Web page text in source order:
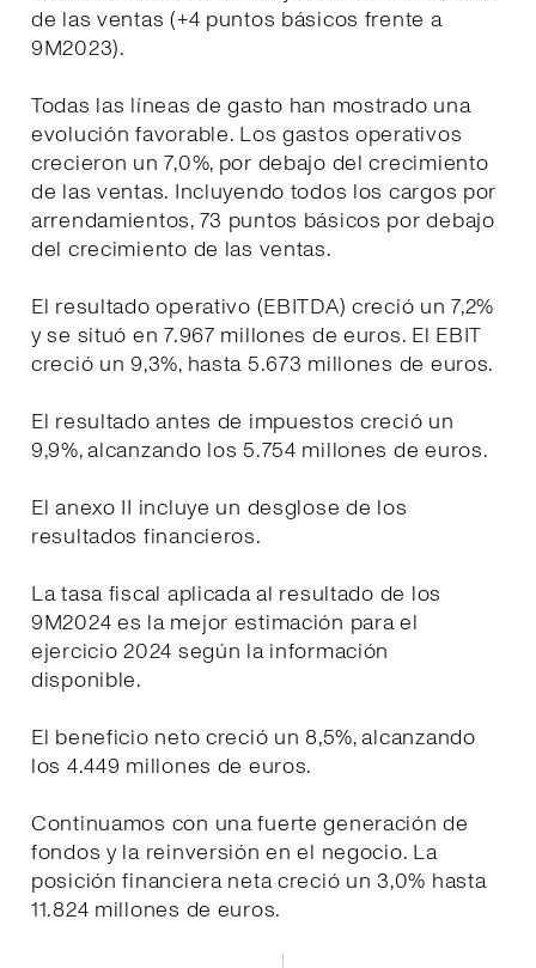
de las ventas (+4 puntos básicos frente a
9M2023).
Todas las líneas de gasto han mostrado una
evolución favorable. Los gastos operativos
crecieron un 7,0%, por debajo del crecimiento
de las ventas. Incluyendo todos los cargos por
arrendamientos, 73 puntos básicos por debajo
del crecimiento de las ventas.
El resultado operativo (EBITDA) creció un 7,2%
y se situó en 7.967 millones de euros. El EBIT
creció un 9,3%, hasta 5.673 millones de euros.
El resultado antes de impuestos creció un
9,9%, alcanzando los 5.754 millones de euros.
El anexo II incluye un desglose de los
resultados financieros.
La tasa fiscal aplicada al resultado de los
9M2024 es la mejor estimación para el
ejercicio 2024 según la información
disponible.
El beneficio neto creció un 8,5%, alcanzando
los 4.449 millones de euros.
Continuamos con una fuerte generación de
fondos y la reinversión en el negocio. La
posición financiera neta creció un 3,0% hasta
11.824 millones de euros.